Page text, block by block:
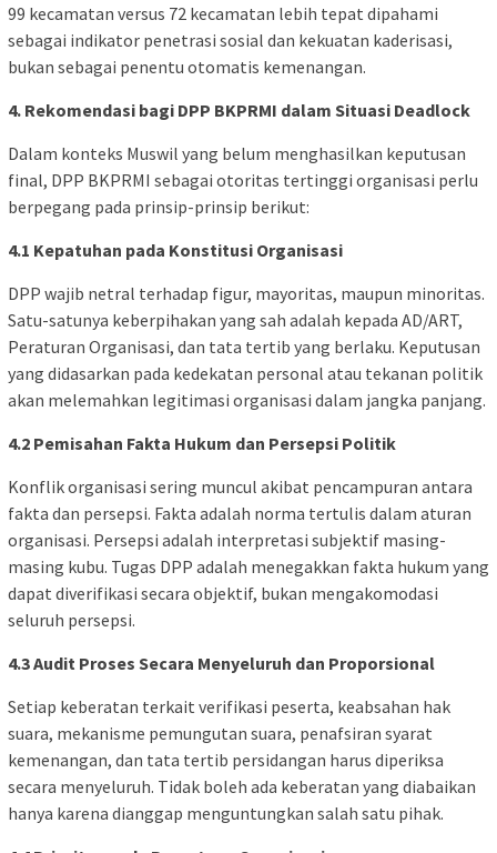
99 kecamatan versus 72 kecamatan lebih tepat dipahami
sebagai indikator penetrasi sosial dan kekuatan kaderisasi,
bukan sebagai penentu otomatis kemenangan.
4. Rekomendasi bagi DPP BKPRMI dalam Situasi Deadlock
Dalam konteks Muswil yang belum menghasilkan keputusan
final, DPP BKPRMI sebagai otoritas tertinggi organisasi perlu
berpegang pada prinsip-prinsip berikut:
4.1 Kepatuhan pada Konstitusi Organisasi
DPP wajib netral terhadap figur, mayoritas, maupun minoritas.
Satu-satunya keberpihakan yang sah adalah kepada AD/ART,
Peraturan Organisasi, dan tata tertib yang berlaku. Keputusan
yang didasarkan pada kedekatan personal atau tekanan politik
akan melemahkan legitimasi organisasi dalam jangka panjang.
4.2 Pemisahan Fakta Hukum dan Persepsi Politik
Konflik organisasi sering muncul akibat pencampuran antara
fakta dan persepsi. Fakta adalah norma tertulis dalam aturan
organisasi. Persepsi adalah interpretasi subjektif masing-
masing kubu. Tugas DPP adalah menegakkan fakta hukum yang
dapat diverifikasi secara objektif, bukan mengakomodasi
seluruh persepsi.
4.3 Audit Proses Secara Menyeluruh dan Proporsional
Setiap keberatan terkait verifikasi peserta, keabsahan hak
suara, mekanisme pemungutan suara, penafsiran syarat
kemenangan, dan tata tertib persidangan harus diperiksa
secara menyeluruh. Tidak boleh ada keberatan yang diabaikan
hanya karena dianggap menguntungkan salah satu pihak.